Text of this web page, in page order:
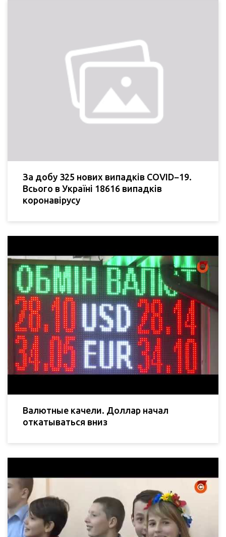
За добу 325 нових випадків COVID−19.
Всього в Україні 18616 випадків
коронавірусу
Валютные качели. Доллар начал
откатываться вниз